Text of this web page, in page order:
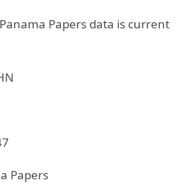
Papers data is current
Papers